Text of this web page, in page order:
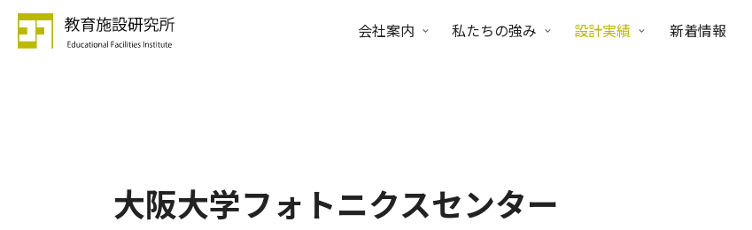
会社案内 私たちの強み 設計実績 新着情報
大阪大学フォトニクスセンター